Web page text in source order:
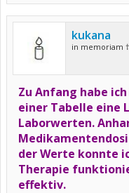
kukana
in memoriam †
Zu Anfang habe
einer Tabelle eine
Laborwerten.
der Werte konnte
Therapie
effektiv.